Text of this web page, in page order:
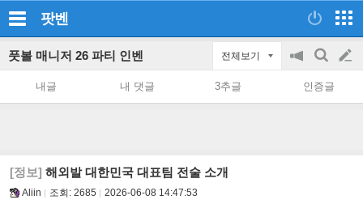
팟벤
풋볼 매니저 26 파티 인벤 전체보기
공
on/off
검
색
글
쓰
내글 내 댓글 3추글 인증글
[정보] 해외발 대한민국 대표팀 전술 소개
Aliin 조회: 2685 2026-06-08 14:47:53